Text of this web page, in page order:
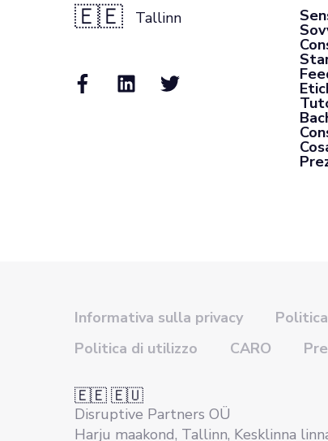
🇪🇪 Tallinn
Informativa sulla privacy
Politica di utilizzo
CARO
🇪🇪 🇪🇺
Disruptive Partners OÜ
Harju maakond, Tallinn, Kesklinna